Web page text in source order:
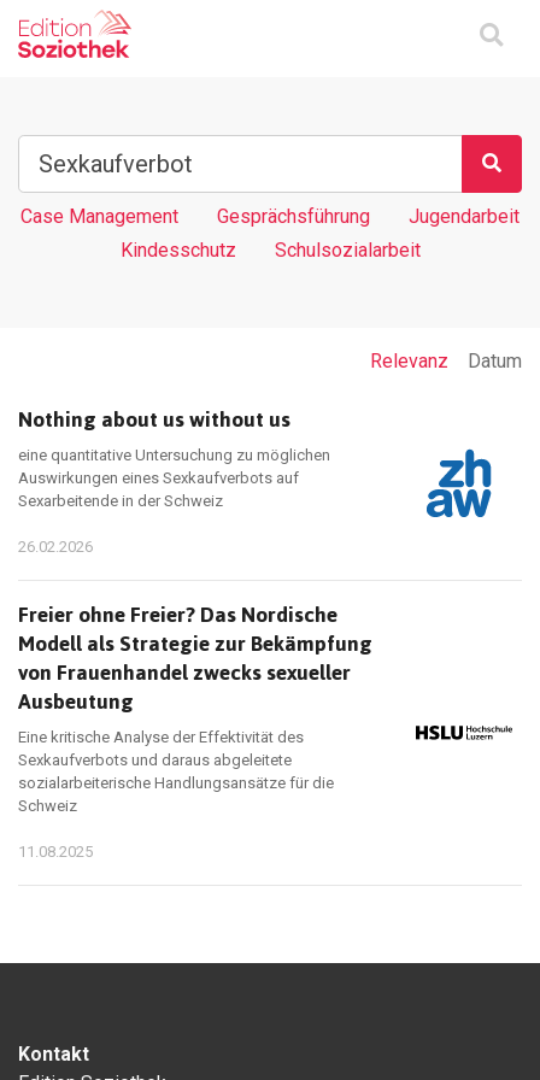
Case Management Gesprächsführung
Jugendarbeit
Kindesschutz
Schulsozialarbeit
Relevanz Datum
Nothing about us without us
eine quantitative Untersuchung zu möglichen
Auswirkungen eines Sexkaufverbots auf
Sexarbeitende in der Schweiz
26.02.2026
Freier ohne Freier? Das Nordische
Modell als Strategie zur Bekämpfung
von Frauenhandel zwecks sexueller
Ausbeutung
Eine kritische Analyse der Effektivität des
Sexkaufverbots und daraus abgeleitete
sozialarbeiterische Handlungsansätze für die
Schweiz
11.08.2025
Kontakt